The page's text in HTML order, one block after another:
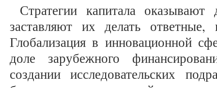
Стратегии капитала оказывают
заставляют их делать
Глобализация в инновационной
доле зарубежного
создании исследовательских